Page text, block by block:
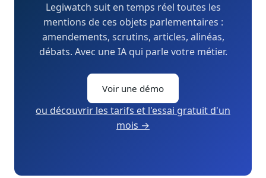
Legiwatch suit en temps réel toutes les
mentions de ces objets parlementaires :
amendements, scrutins, articles, alinéas,
débats. Avec une IA qui parle votre métier.
Voir une démo
ou découvrir les tarifs et l'essai gratuit d'un
mois →